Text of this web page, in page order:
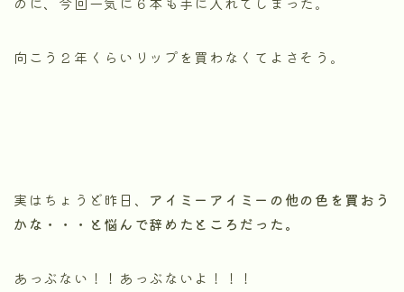
向こう２年くらいリップを買わなくてよさそう。
実はちょうど昨日、 アイミーアイミーの他の色を買おう
かな・・・と悩んで辞めたところだった。
あっぶない！！あっぶないよ！！！